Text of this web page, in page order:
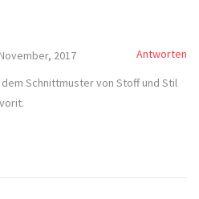
2017
Antworten
Schnittmuster von Stoff und Stil